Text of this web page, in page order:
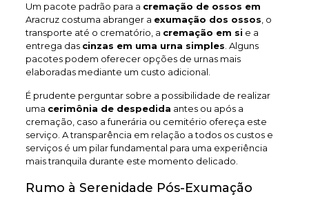
Um pacote padrão para a cremação de ossos em
Aracruz costuma abranger a exumação dos ossos , o
transporte até o crematório, a cremação em si e a
entrega das cinzas em uma urna simples . Alguns
pacotes podem oferecer opções de urnas mais
elaboradas mediante um custo adicional.
É prudente perguntar sobre a possibilidade de realizar
uma cerimônia de despedida antes ou após a
cremação, caso a funerária ou cemitério ofereça este
serviço. A transparência em relação a todos os custos e
serviços é um pilar fundamental para uma experiência
mais tranquila durante este momento delicado.
Rumo à Serenidade Pós-Exumação